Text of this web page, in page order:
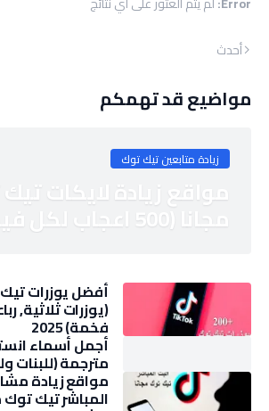
أحدث
مواضيع قد تهمكم
زيادة متابعين تيك توك
مواقع زيادة لايكات
مجانا (500 اعجاب لكل فيديو)
(يوزرات ثلاثية,
فخمة) 2025
أجمل أسماء
مترجمة (للبنات
مواقع زيادة